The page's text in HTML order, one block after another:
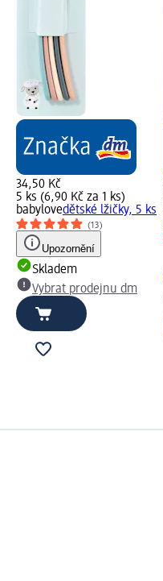
34,50 Kč
5 ks (6,90 Kč za 1 ks)
babylovedětské lžičky, 5 ks
(13)
Upozornění
Skladem
Vybrat prodejnu dm